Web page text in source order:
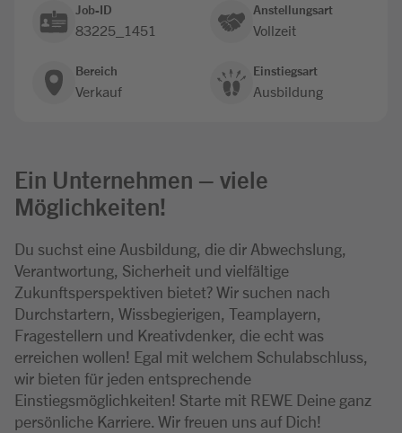
Job-ID
83225_1451
Anstellungsart
Vollzeit
Bereich
Verkauf
Einstiegsart
Ausbildung
Ein Unternehmen – viele
Möglichkeiten!
Du suchst eine Ausbildung, die dir Abwechslung,
Verantwortung, Sicherheit und vielfältige
Zukunftsperspektiven bietet? Wir suchen nach
Durchstartern, Wissbegierigen, Teamplayern,
Fragestellern und Kreativdenker, die echt was
erreichen wollen! Egal mit welchem Schulabschluss,
wir bieten für jeden entsprechende
Einstiegsmöglichkeiten! Starte mit REWE Deine ganz
persönliche Karriere. Wir freuen uns auf Dich!